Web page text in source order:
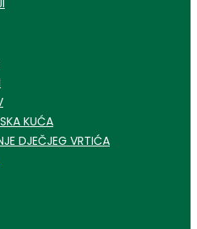
KUĆA
DJEČJEG VRTIĆA